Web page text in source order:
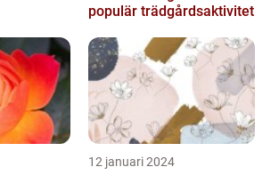
populär trädgårdsaktivitet
12 januari 2024